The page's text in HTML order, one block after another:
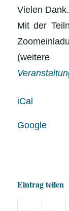
Vielen Dank.
Mit der
iCal
Google
Eintrag teilen